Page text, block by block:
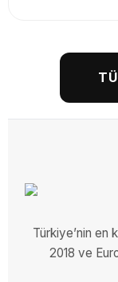
Türkiye’nin en
2018 ve